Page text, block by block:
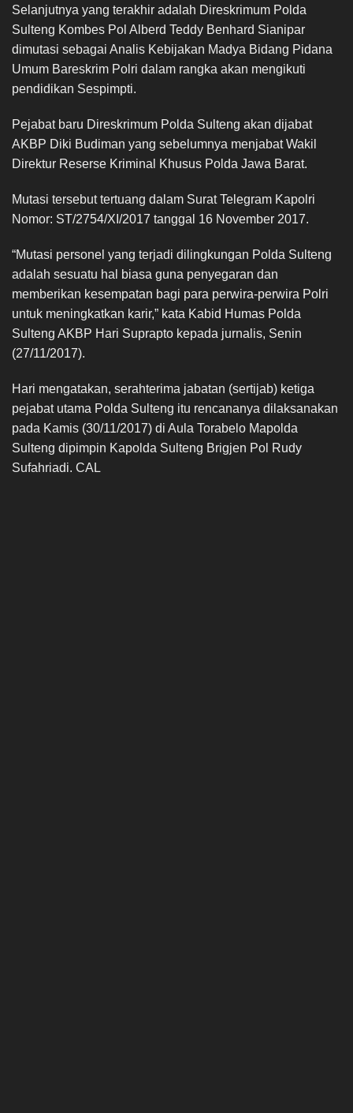
Selanjutnya yang terakhir adalah Direskrimum Polda
Sulteng Kombes Pol Alberd Teddy Benhard Sianipar
dimutasi sebagai Analis Kebijakan Madya Bidang Pidana
Umum Bareskrim Polri dalam rangka akan mengikuti
pendidikan Sespimpti.
Pejabat baru Direskrimum Polda Sulteng akan dijabat
AKBP Diki Budiman yang sebelumnya menjabat Wakil
Direktur Reserse Kriminal Khusus Polda Jawa Barat.
Mutasi tersebut tertuang dalam Surat Telegram Kapolri
Nomor: ST/2754/XI/2017 tanggal 16 November 2017.
“Mutasi personel yang terjadi dilingkungan Polda Sulteng
adalah sesuatu hal biasa guna penyegaran dan
memberikan kesempatan bagi para perwira-perwira Polri
untuk meningkatkan karir,” kata Kabid Humas Polda
Sulteng AKBP Hari Suprapto kepada jurnalis, Senin
(27/11/2017).
Hari mengatakan, serahterima jabatan (sertijab) ketiga
pejabat utama Polda Sulteng itu rencananya dilaksanakan
pada Kamis (30/11/2017) di Aula Torabelo Mapolda
Sulteng dipimpin Kapolda Sulteng Brigjen Pol Rudy
Sufahriadi. CAL